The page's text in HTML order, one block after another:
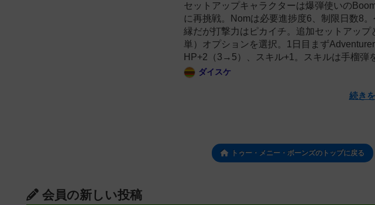
セットアップキャラクターは爆弾使いの
に再挑戦。Nomは必要進捗度6、制限日数8
縁だが打撃力はピカイチ。追加セットアッ
単）オプションを選択。1日目まず
HP+2（3→5）、スキル+1。スキルは手榴弾
ダイスケ
続き
トゥー・メニー・ボーンズのトップに戻る
会員の新しい投稿